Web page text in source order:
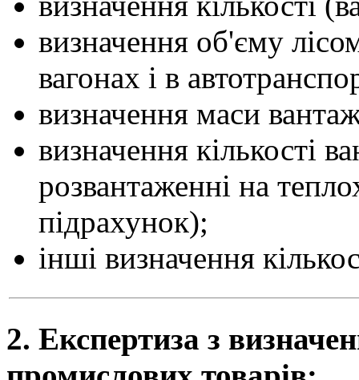
визначення об'єму
вагонах і в
визначення маси
визначення кількості
розвантаженні на
підрахунок);
інші визначення
2. Експертиза з